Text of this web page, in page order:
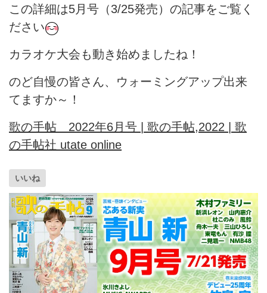
この詳細は5月号（3/25発売）の記事をご覧く
ださい
カラオケ大会も動き始めましたね！
のど自慢の皆さん、ウォーミングアップ出来
てますか～！
歌の手帖 2022年6月号 | 歌の手帖,2022 | 歌
の手帖社 utate online
いいね